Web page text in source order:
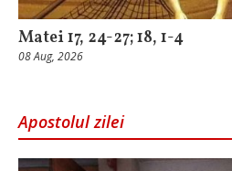
Matei 17, 24-27; 18, 1-4
08 Aug, 2026
Apostolul zilei